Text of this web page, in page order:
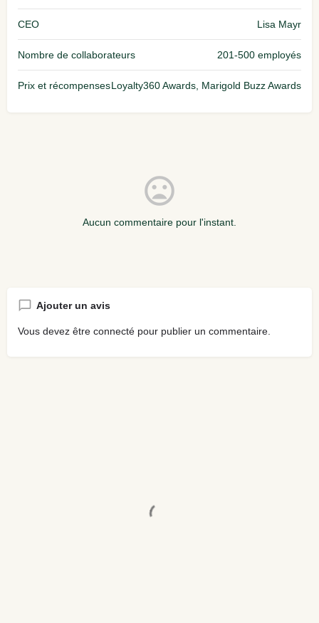
CEO Lisa Mayr
Nombre de collaborateurs 201-500 employés
Prix et récompensesLoyalty360 Awards, Marigold Buzz Awards
Aucun commentaire pour l'instant.
Ajouter un avis
Vous devez être connecté pour publier un commentaire.